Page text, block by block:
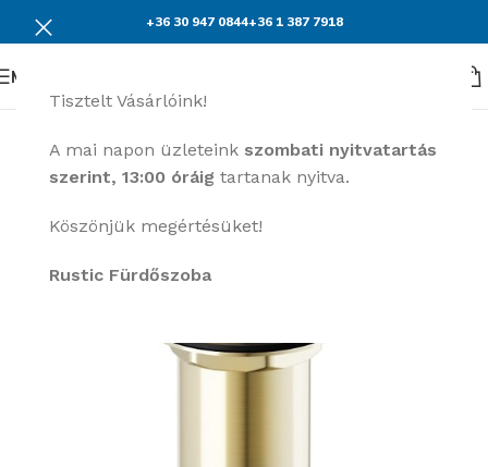
Tisztelt Vásárlóink!
A mai napon üzleteink szombati nyitvatartás
szerint, 13:00 óráig tartanak nyitva.
Köszönjük megértésüket!
Rustic Fürdőszoba
+36 30 947 0844+36 1 387 7918
Menü